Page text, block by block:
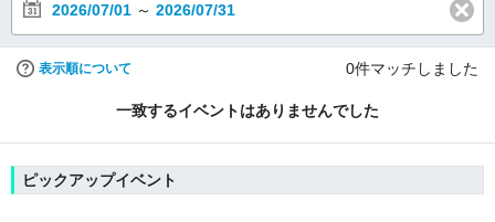
2026/07/01 ～ 2026/07/31
表示順について 0件マッチしました
一致するイベントはありませんでした
ピックアップイベント